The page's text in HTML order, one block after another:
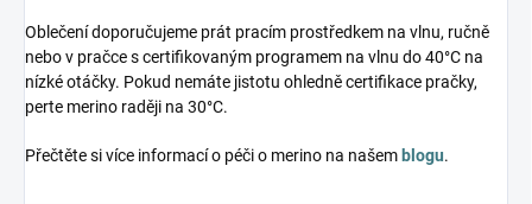
Oblečení doporučujeme prát pracím prostředkem na vlnu, ručně
nebo v pračce s certifikovaným programem na vlnu do 40°C na
nízké otáčky. Pokud nemáte jistotu ohledně certifikace pračky,
perte merino raději na 30°C.
Přečtěte si více informací o péči o merino na našem blogu.